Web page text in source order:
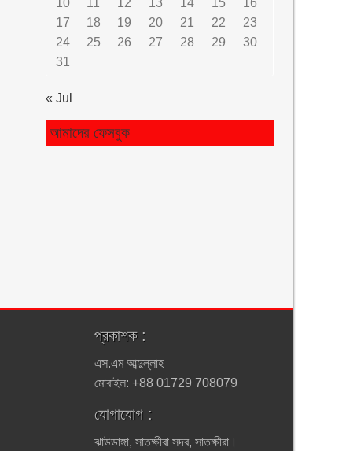
10
11 12 13 14 15
16
17
18 19 20 21 22
23
24
25 26 27 28 29
30
31
« Jul
আমাদের ফেসবুক
প্রকাশক :
এস.এম আব্দুল্লাহ
মোবাইল: +88 01729 708079
যোগাযোগ :
ঝাউডাঙ্গা, সাতক্ষীরা সদর, সাতক্ষীরা।